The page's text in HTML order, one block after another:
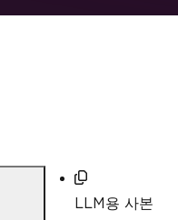
LLM용 사본